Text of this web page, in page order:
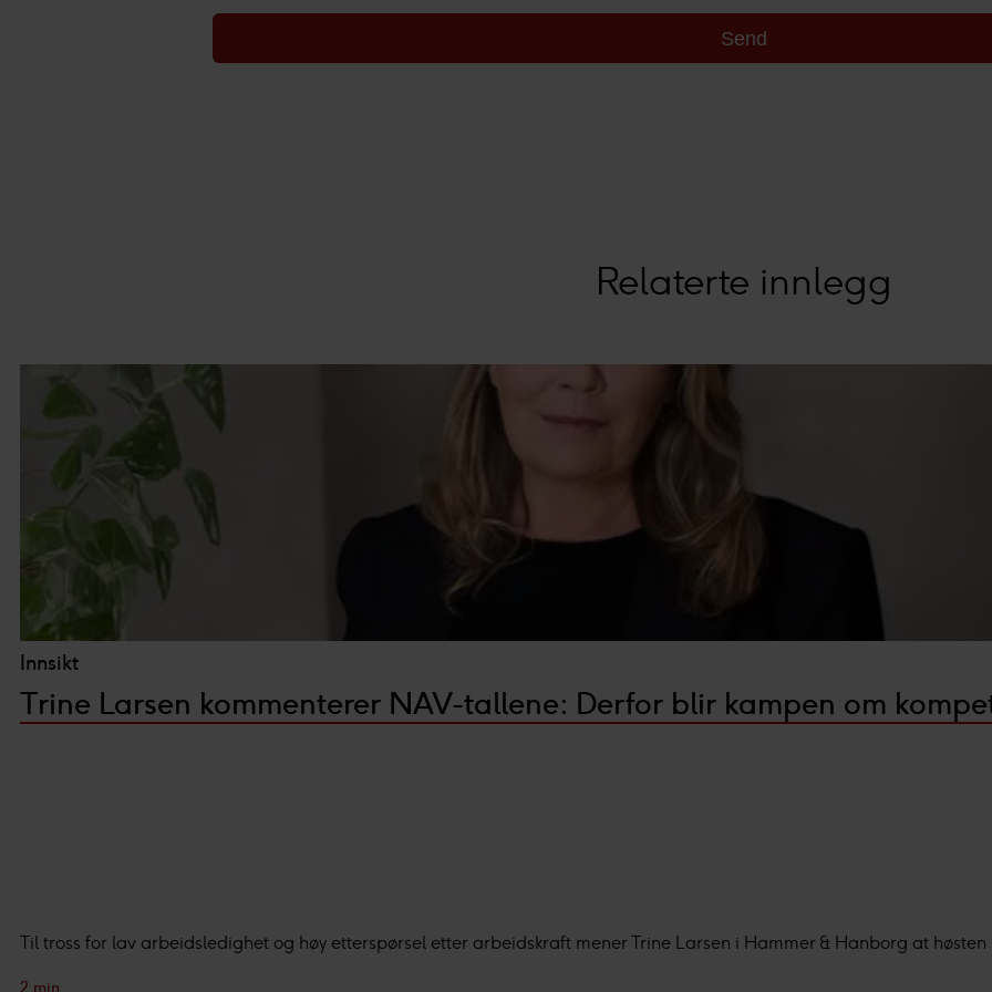
samler inn og behandler personopplysninger i vårpersonvernerklæring.
Relaterte innlegg
Innsikt
Trine Larsen kommenterer NAV-tallene: Derfor blir kampen om
Til tross for lav arbeidsledighet og høy etterspørsel etter arbeidskraft mener Trine Larsen i Hammer & Hanborg at høsten
2 min